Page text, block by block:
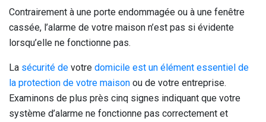
Contrairement à une porte endommagée ou à une fenêtre
cassée, l’alarme de votre maison n’est pas si évidente
lorsqu’elle ne fonctionne pas.
La sécurité de votre domicile est un élément essentiel de
la protection de votre maison ou de votre entreprise.
Examinons de plus près cinq signes indiquant que votre
système d’alarme ne fonctionne pas correctement et